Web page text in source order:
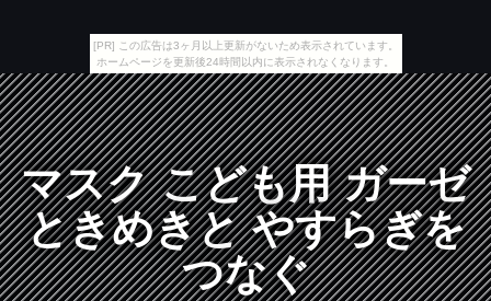
[PR] この広告は3ヶ月以上更新がないため表示されています。
ホームページを更新後24時間以内に表示されなくなります。
マスク こども用 ガーゼ
ときめきと やすらぎを
つなぐ